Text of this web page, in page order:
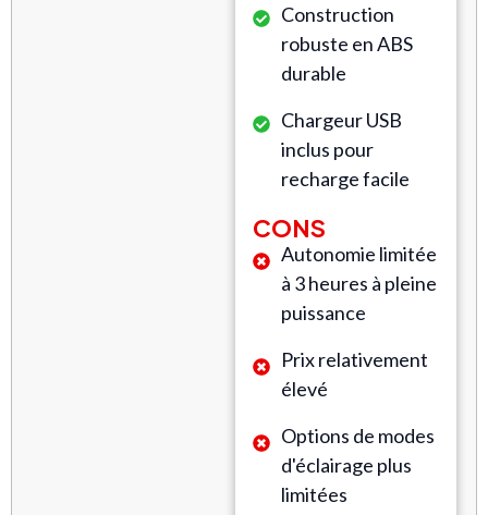
Construction
robuste en ABS
durable
Chargeur USB
inclus pour
recharge facile
CONS
Autonomie limitée
à 3 heures à pleine
puissance
Prix relativement
élevé
Options de modes
d'éclairage plus
limitées